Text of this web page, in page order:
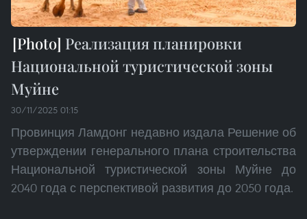
Реализация планировки
Национальной туристической зоны
Муйне
30/11/2025 01:15
Провинция Ламдонг недавно издала Решение об
утверждении генерального плана строительства
Национальной туристической зоны Муйне до
2040 года с перспективой развития до 2050 года.